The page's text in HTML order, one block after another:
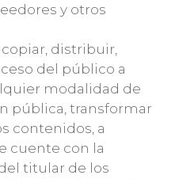
y otros
distribuir,
del público a
modalidad de
pública, transformar
contenidos, a
cuente con la
titular de los